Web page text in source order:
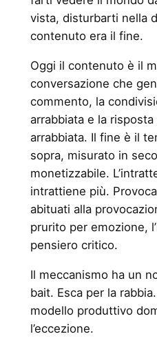
vista, disturbarti nella
contenuto era il fine.
Oggi il contenuto è il
conversazione che
commento, la
arrabbiata e la
arrabbiata. Il fine è il
sopra, misurato in
monetizzabile.
intrattiene più.
abituati alla
prurito per emozione,
pensiero critico.
Il meccanismo ha un
bait. Esca per la
modello produttivo
l’eccezione.